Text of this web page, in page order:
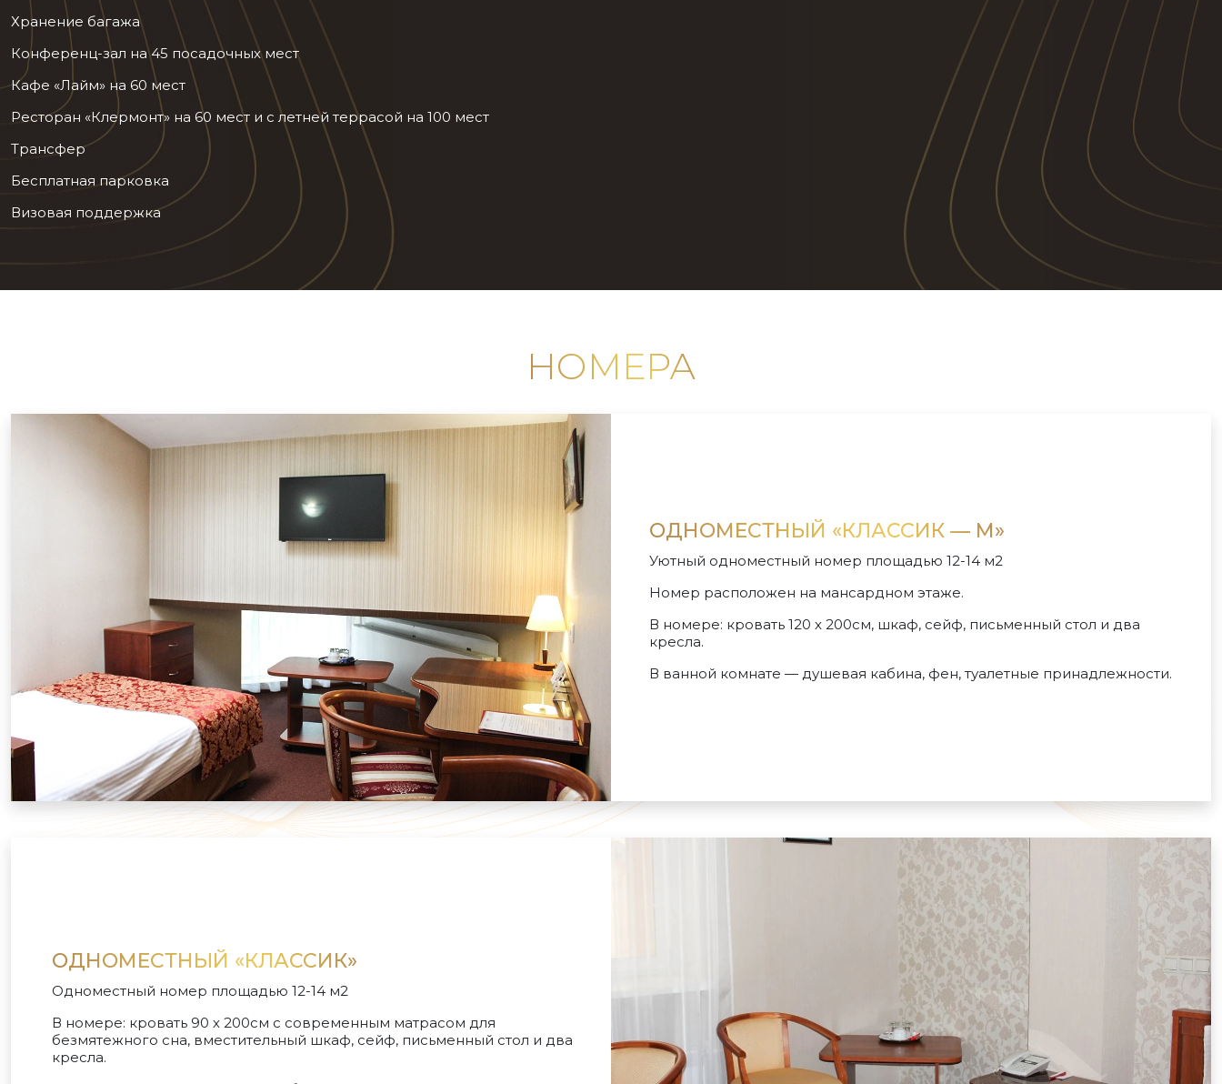
Хранение багажа
Конференц-зал на 45 посадочных мест
Кафе «Лайм» на 60 мест
Ресторан «Клермонт» на 60 мест и с летней террасой на 100 мест
Трансфер
Бесплатная парковка
Визовая поддержка
НОМЕРА
ОДНОМЕСТНЫЙ «КЛАССИК — М»
Уютный одноместный номер площадью 12-14 м2
Номер расположен на мансардном этаже.
В номере: кровать 120 х 200см, шкаф, сейф, письменный стол и два
кресла.
В ванной комнате — душевая кабина, фен, туалетные принадлежности.
ОДНОМЕСТНЫЙ «КЛАССИК»
Одноместный номер площадью 12-14 м2
В номере: кровать 90 х 200см с современным матрасом для
безмятежного сна, вместительный шкаф, сейф, письменный стол и два
кресла.